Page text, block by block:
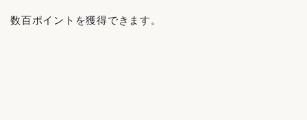
数百ポイントを獲得できます。